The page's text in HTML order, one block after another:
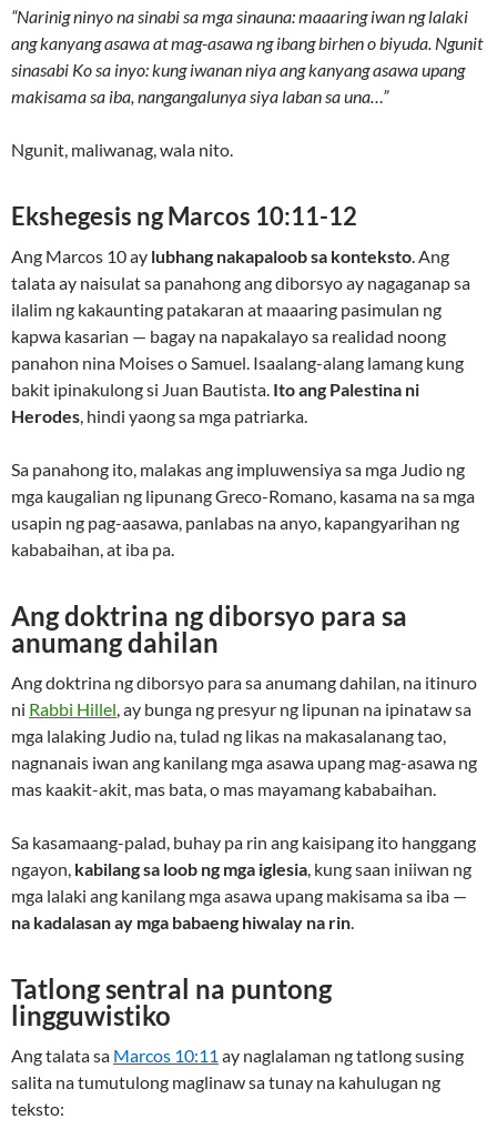
“Narinig ninyo na sinabi sa mga sinauna: maaaring iwan ng lalaki
ang kanyang asawa at mag-asawa ng ibang birhen o biyuda. Ngunit
sinasabi Ko sa inyo: kung iwanan niya ang kanyang asawa upang
makisama sa iba, nangangalunya siya laban sa una…”
Ngunit, maliwanag, wala nito.
Ekshegesis ng Marcos 10:11-12
Ang Marcos 10 ay lubhang nakapaloob sa konteksto. Ang
talata ay naisulat sa panahong ang diborsyo ay nagaganap sa
ilalim ng kakaunting patakaran at maaaring pasimulan ng
kapwa kasarian — bagay na napakalayo sa realidad noong
panahon nina Moises o Samuel. Isaalang-alang lamang kung
bakit ipinakulong si Juan Bautista. Ito ang Palestina ni
Herodes, hindi yaong sa mga patriarka.
Sa panahong ito, malakas ang impluwensiya sa mga Judio ng
mga kaugalian ng lipunang Greco-Romano, kasama na sa mga
usapin ng pag-aasawa, panlabas na anyo, kapangyarihan ng
kababaihan, at iba pa.
Ang doktrina ng diborsyo para sa
anumang dahilan
Ang doktrina ng diborsyo para sa anumang dahilan, na itinuro
ni Rabbi Hillel, ay bunga ng presyur ng lipunan na ipinataw sa
mga lalaking Judio na, tulad ng likas na makasalanang tao,
nagnanais iwan ang kanilang mga asawa upang mag-asawa ng
mas kaakit-akit, mas bata, o mas mayamang kababaihan.
Sa kasamaang-palad, buhay pa rin ang kaisipang ito hanggang
ngayon, kabilang sa loob ng mga iglesia, kung saan iniiwan ng
mga lalaki ang kanilang mga asawa upang makisama sa iba —
na kadalasan ay mga babaeng hiwalay na rin.
Tatlong sentral na puntong
lingguwistiko
Ang talata sa Marcos 10:11 ay naglalaman ng tatlong susing
salita na tumutulong maglinaw sa tunay na kahulugan ng
teksto: